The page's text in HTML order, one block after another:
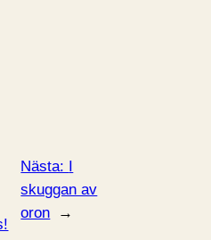
Nästa:
skuggan av
oron
→